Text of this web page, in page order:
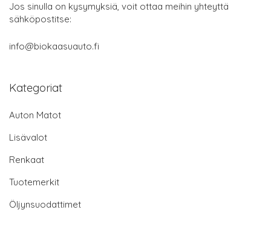
Jos sinulla on kysymyksiä, voit ottaa meihin yhteyttä
sähköpostitse:
info@biokaasuauto.fi
Kategoriat
Auton Matot
Lisävalot
Renkaat
Tuotemerkit
Öljynsuodattimet